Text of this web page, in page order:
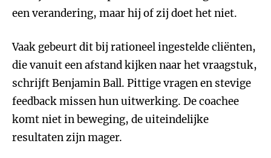
een verandering, maar hij of zij doet het niet.
Vaak gebeurt dit bij rationeel ingestelde cliënten,
die vanuit een afstand kijken naar het vraagstuk,
schrijft Benjamin Ball. Pittige vragen en stevige
feedback missen hun uitwerking. De coachee
komt niet in beweging, de uiteindelijke
resultaten zijn mager.